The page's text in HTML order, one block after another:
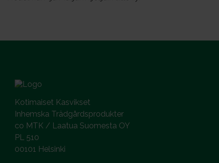
Kotimaiset Kasvikset
Inhemska Trädgårdsprodukter
co MTK / Laatua Suomesta OY
PL 510
00101 Helsinki